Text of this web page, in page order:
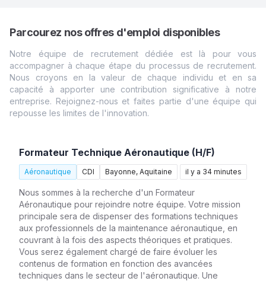
Parcourez nos offres d'emploi disponibles
Notre équipe de recrutement dédiée est là pour vous
accompagner à chaque étape du processus de recrutement.
Nous croyons en la valeur de chaque individu et en sa
capacité à apporter une contribution significative à notre
entreprise. Rejoignez-nous et faites partie d'une équipe qui
repousse les limites de l'innovation.
Formateur Technique Aéronautique (H/F)
Aéronautique CDI Bayonne, Aquitaine il y a 34 minutes
Nous sommes à la recherche d'un Formateur
Aéronautique pour rejoindre notre équipe. Votre mission
principale sera de dispenser des formations techniques
aux professionnels de la maintenance aéronautique, en
couvrant à la fois des aspects théoriques et pratiques.
Vous serez également chargé de faire évoluer les
contenus de formation en fonction des avancées
techniques dans le secteur de l'aéronautique. Une